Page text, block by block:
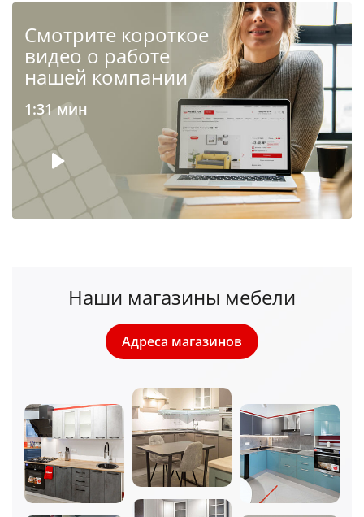
Cмотрите короткое
видео о работе
нашей компании
1:31 мин
Наши магазины мебели
Адреса магазинов